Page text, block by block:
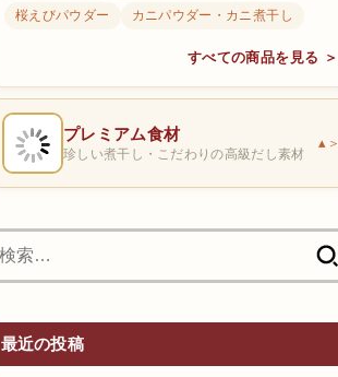
桜えびパウダー
カニパウダー・カニ煮干し
すべての商品を見る ＞
プレミアム食材
珍しい煮干し・こだわりの高級だし素材
＞
最近の投稿